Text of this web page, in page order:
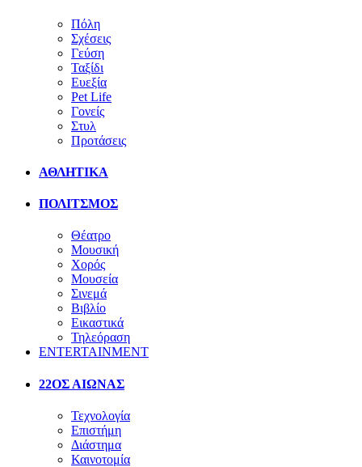
Πόλη
Σχέσεις
Γεύση
Ταξίδι
Ευεξία
Pet Life
Γονείς
Στυλ
Προτάσεις
ΑΘΛΗΤΙΚΑ
ΠΟΛΙΤΣΜΟΣ
Θέατρο
Μουσική
Χορός
Μουσεία
Σινεμά
Βιβλίο
Εικαστικά
Τηλεόραση
ENTERTAINMENT
22ΟΣ ΑΙΩΝΑΣ
Τεχνολογία
Επιστήμη
Διάστημα
Καινοτομία